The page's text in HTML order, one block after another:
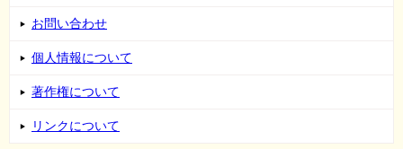
お問い合わせ
個人情報について
著作権について
リンクについて